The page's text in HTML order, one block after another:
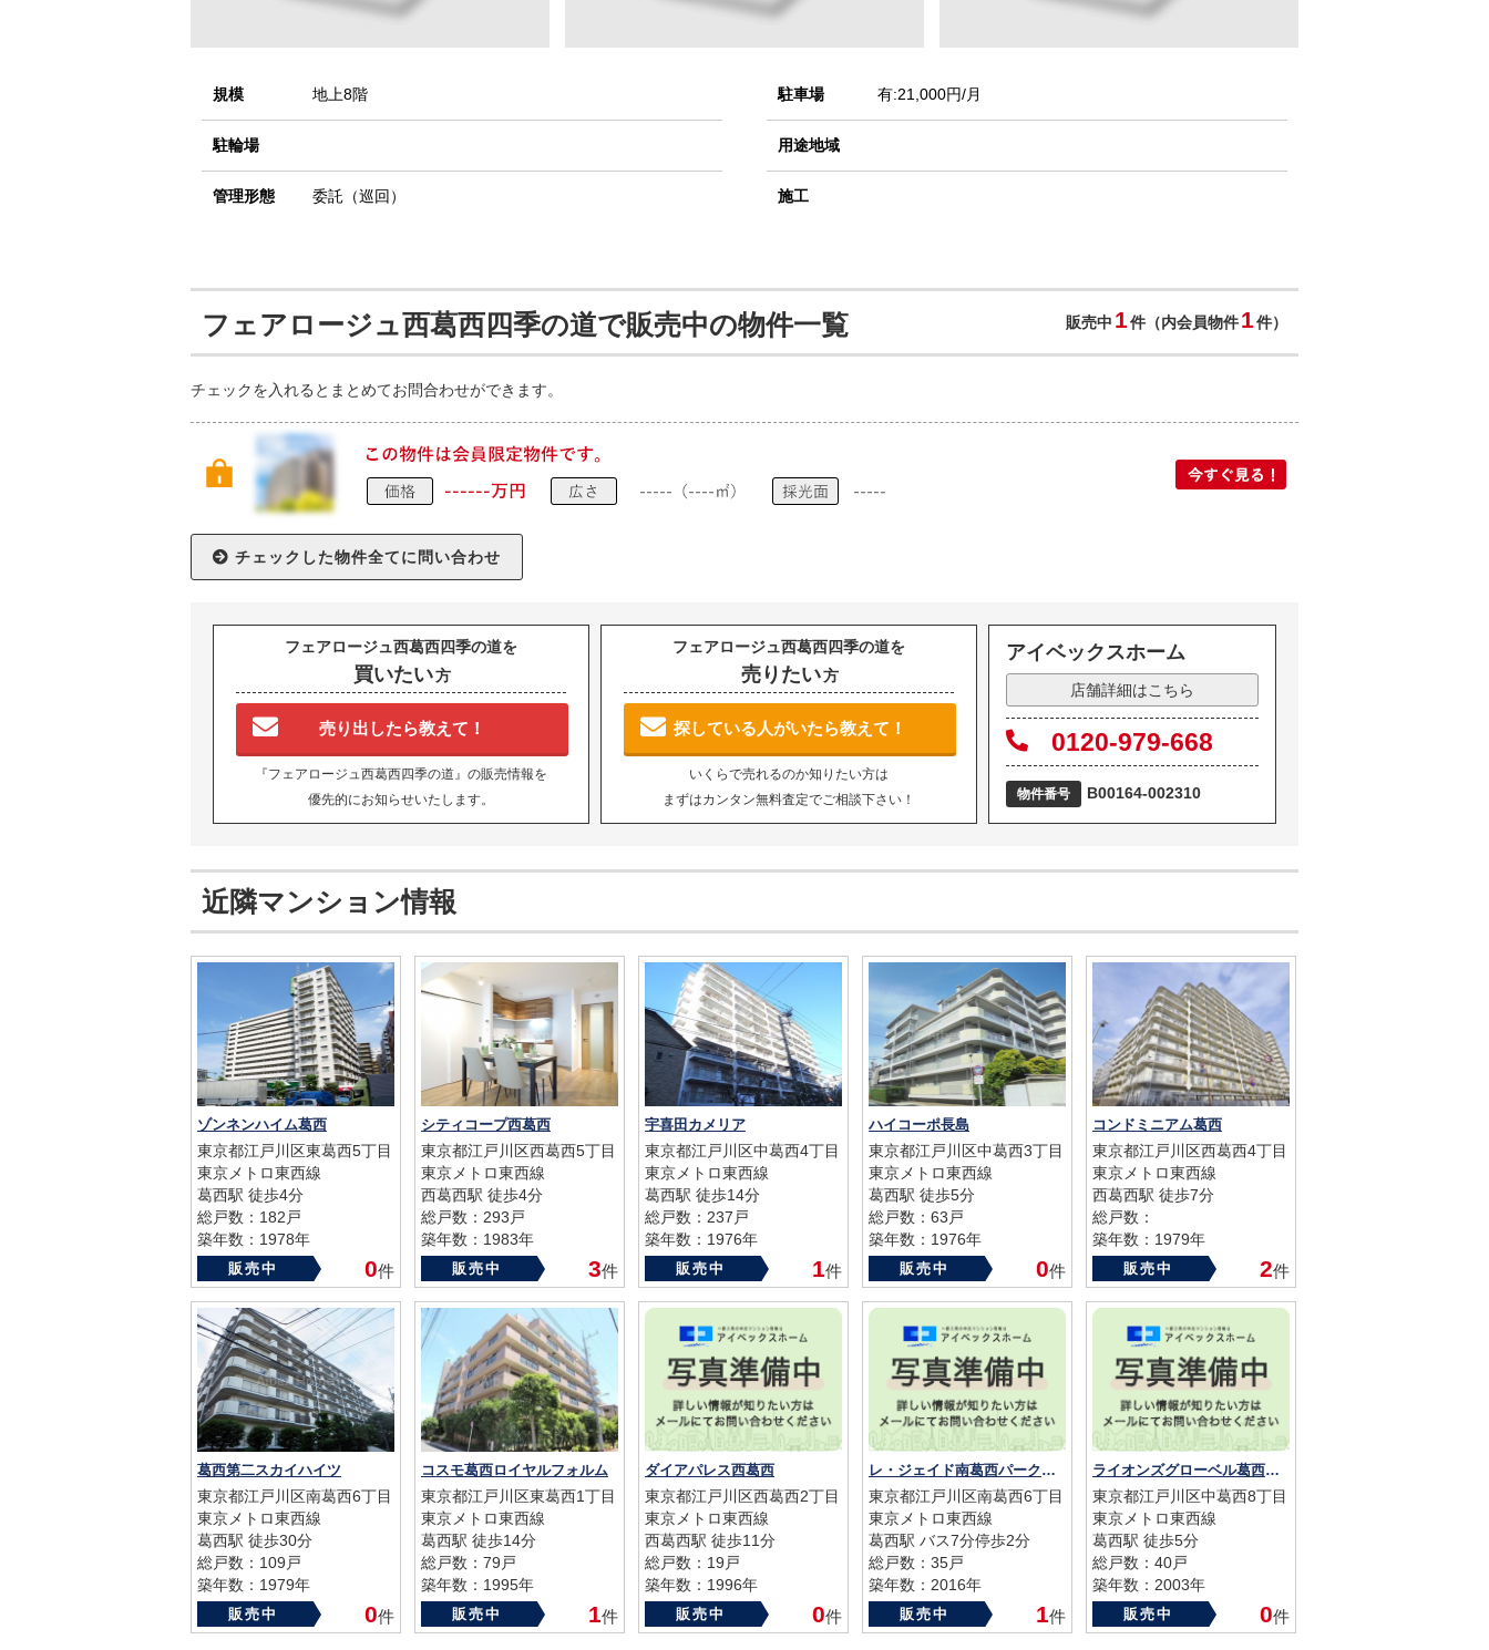
規模 地上8階
駐輪場
管理形態 委託（巡回）
駐車場 有:21,000円/月
用途地域
施工
フェアロージュ西葛西四季の道で販売中の物件一覧 販売中 1件（内会員物件1件）
チェックを入れるとまとめてお問合わせができます。
フェアロージュ西葛西四季の道を
買いたい方
売り出したら教えて！
『フェアロージュ西葛西四季の道』の販売情報を
優先的にお知らせいたします。
フェアロージュ西葛西四季の道を
売りたい方
探している人がいたら教えて！
いくらで売れるのか知りたい方は
まずはカンタン無料査定でご相談下さい！
アイベックスホーム
店舗詳細はこちら
0120-979-668
物件番号 B00164-002310
近隣マンション情報
ゾンネンハイム葛西
東京都江戸川区東葛西5丁目
東京メトロ東西線
葛西駅 徒歩4分
総戸数：182戸
築年数：1978年
販売中 0件
シティコープ西葛西
東京都江戸川区西葛西5丁目
東京メトロ東西線
西葛西駅 徒歩4分
総戸数：293戸
築年数：1983年
販売中 3件
宇喜田カメリア
東京都江戸川区中葛西4丁目
東京メトロ東西線
葛西駅 徒歩14分
総戸数：237戸
築年数：1976年
販売中 1件
ハイコーポ長島
東京都江戸川区中葛西3丁目
東京メトロ東西線
葛西駅 徒歩5分
総戸数：63戸
築年数：1976年
販売中 0件
コンドミニアム葛西
東京都江戸川区西葛西4丁目
東京メトロ東西線
西葛西駅 徒歩7分
総戸数：
築年数：1979年
販売中 2件
葛西第二スカイハイツ
東京都江戸川区南葛西6丁目
東京メトロ東西線
葛西駅 徒歩30分
総戸数：109戸
築年数：1979年
販売中 0件
コスモ葛西ロイヤルフォルム
東京都江戸川区東葛西1丁目
東京メトロ東西線
葛西駅 徒歩14分
総戸数：79戸
築年数：1995年
販売中 1件
ダイアパレス西葛西
東京都江戸川区西葛西2丁目
東京メトロ東西線
西葛西駅 徒歩11分
総戸数：19戸
築年数：1996年
販売中 0件
レ・ジェイド南葛西パークアリーナ
東京都江戸川区南葛西6丁目
東京メトロ東西線
葛西駅 バス7分停歩2分
総戸数：35戸
築年数：2016年
販売中 1件
ライオンズグローベル葛西並木通り
東京都江戸川区中葛西8丁目
東京メトロ東西線
葛西駅 徒歩5分
総戸数：40戸
築年数：2003年
販売中 0件